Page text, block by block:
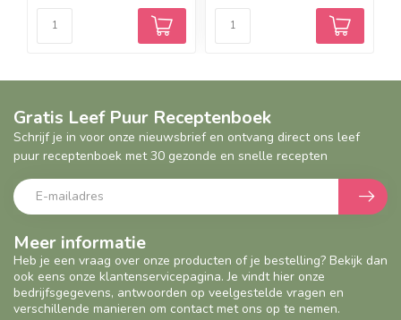
Meer informatie
Heb je een vraag over onze producten of je bestelling? Bekijk dan
ook eens onze klantenservicepagina. Je vindt hier onze
bedrijfsgegevens, antwoorden op veelgestelde vragen en
verschillende manieren om contact met ons op te nemen.
Gratis Leef Puur Receptenboek
Schrijf je in voor onze nieuwsbrief en ontvang direct ons leef
puur receptenboek met 30 gezonde en snelle recepten